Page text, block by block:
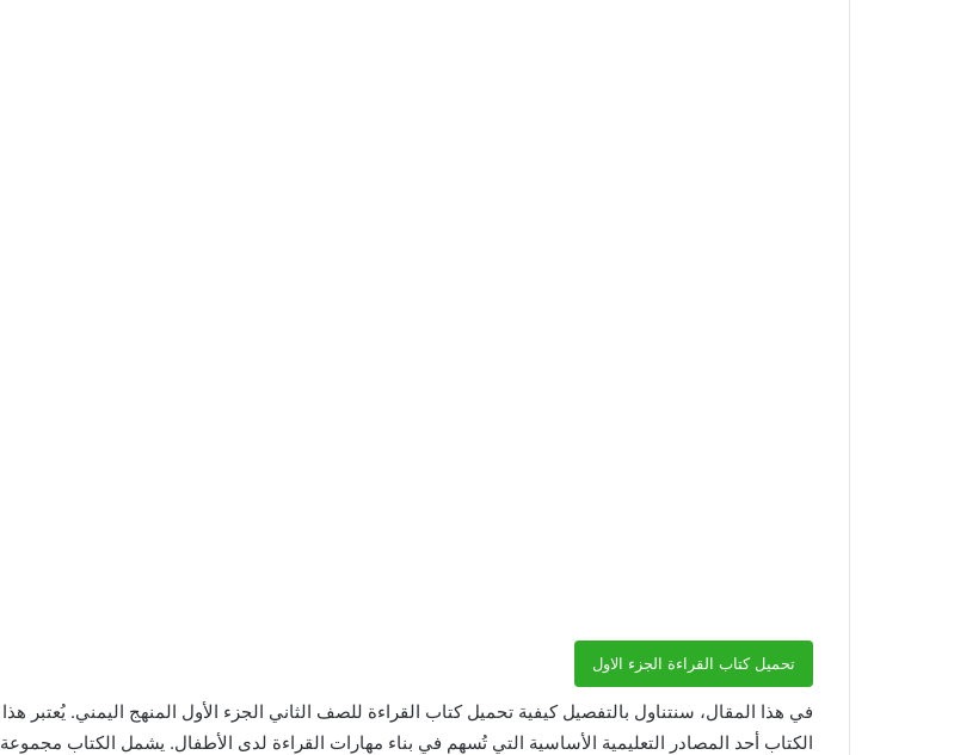
تحميل كتاب القراءة الجزء الاول
في هذا المقال، سنتناول بالتفصيل كيفية تحميل كتاب القراءة للصف الثاني الجزء الأول المنهج اليمني. يُعتبر هذا
الكتاب أحد المصادر التعليمية الأساسية التي تُسهم في بناء مهارات القراءة لدى الأطفال. يشمل الكتاب مجموعة